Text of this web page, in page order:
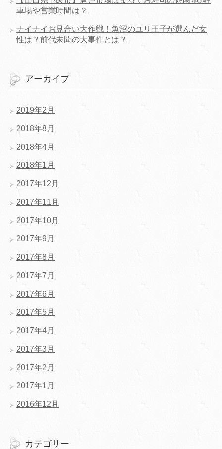
車場や営業時間は？
ナイナイお見合い大作戦！魚沼のユリ王子が選んだ女
性は？前代未聞の大事件とは？
アーカイブ
2019年2月
2018年8月
2018年4月
2018年1月
2017年12月
2017年11月
2017年10月
2017年9月
2017年8月
2017年7月
2017年6月
2017年5月
2017年4月
2017年3月
2017年2月
2017年1月
2016年12月
カテゴリー